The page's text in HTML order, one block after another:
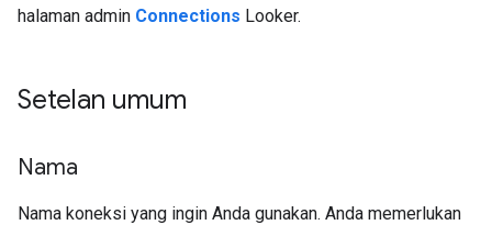
halaman admin Connections Looker.
Setelan umum
Nama
Nama koneksi yang ingin Anda gunakan. Anda memerlukan